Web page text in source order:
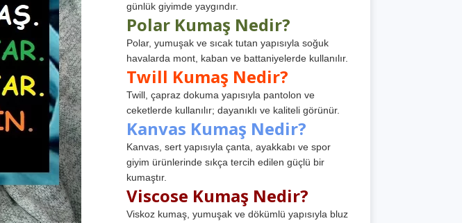
günlük giyimde yaygındır.
Polar Kumaş Nedir?
Polar, yumuşak ve sıcak tutan yapısıyla soğuk
havalarda mont, kaban ve battaniyelerde kullanılır.
Twill Kumaş Nedir?
Twill, çapraz dokuma yapısıyla pantolon ve
ceketlerde kullanılır; dayanıklı ve kaliteli görünür.
Kanvas Kumaş Nedir?
Kanvas, sert yapısıyla çanta, ayakkabı ve spor
giyim ürünlerinde sıkça tercih edilen güçlü bir
kumaştır.
Viscose Kumaş Nedir?
Viskoz kumaş, yumuşak ve dökümlü yapısıyla bluz